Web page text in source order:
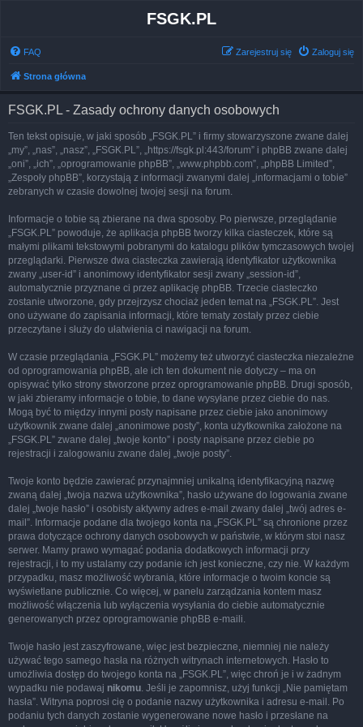
FSGK.PL
FAQ Zaloguj się
Zarejestruj się
Strona główna
FSGK.PL - Zasady ochrony danych osobowych
Ten tekst opisuje, w jaki sposób „FSGK.PL” i firmy stowarzyszone zwane dalej
„my”, „nas”, „nasz”, „FSGK.PL”, „https://fsgk.pl:443/forum” i phpBB zwane dalej
„oni”, „ich”, „oprogramowanie phpBB”, „www.phpbb.com”, „phpBB Limited”,
„Zespoły phpBB”, korzystają z informacji zwanymi dalej „informacjami o tobie”
zebranych w czasie dowolnej twojej sesji na forum.
Informacje o tobie są zbierane na dwa sposoby. Po pierwsze, przeglądanie
„FSGK.PL” powoduje, że aplikacja phpBB tworzy kilka ciasteczek, które są
małymi plikami tekstowymi pobranymi do katalogu plików tymczasowych twojej
przeglądarki. Pierwsze dwa ciasteczka zawierają identyfikator użytkownika
zwany „user-id” i anonimowy identyfikator sesji zwany „session-id”,
automatycznie przyznane ci przez aplikację phpBB. Trzecie ciasteczko
zostanie utworzone, gdy przejrzysz chociaż jeden temat na „FSGK.PL”. Jest
ono używane do zapisania informacji, które tematy zostały przez ciebie
przeczytane i służy do ułatwienia ci nawigacji na forum.
W czasie przeglądania „FSGK.PL” możemy też utworzyć ciasteczka niezależne
od oprogramowania phpBB, ale ich ten dokument nie dotyczy – ma on
opisywać tylko strony stworzone przez oprogramowanie phpBB. Drugi sposób,
w jaki zbieramy informacje o tobie, to dane wysyłane przez ciebie do nas.
Mogą być to między innymi posty napisane przez ciebie jako anonimowy
użytkownik zwane dalej „anonimowe posty”, konta użytkownika założone na
„FSGK.PL” zwane dalej „twoje konto” i posty napisane przez ciebie po
rejestracji i zalogowaniu zwane dalej „twoje posty”.
Twoje konto będzie zawierać przynajmniej unikalną identyfikacyjną nazwę
zwaną dalej „twoja nazwa użytkownika”, hasło używane do logowania zwane
dalej „twoje hasło” i osobisty aktywny adres e-mail zwany dalej „twój adres e-
mail”. Informacje podane dla twojego konta na „FSGK.PL” są chronione przez
prawa dotyczące ochrony danych osobowych w państwie, w którym stoi nasz
serwer. Mamy prawo wymagać podania dodatkowych informacji przy
rejestracji, i to my ustalamy czy podanie ich jest konieczne, czy nie. W każdym
przypadku, masz możliwość wybrania, które informacje o twoim koncie są
wyświetlane publicznie. Co więcej, w panelu zarządzania kontem masz
możliwość włączenia lub wyłączenia wysyłania do ciebie automatycznie
generowanych przez oprogramowanie phpBB e-maili.
Twoje hasło jest zaszyfrowane, więc jest bezpieczne, niemniej nie należy
używać tego samego hasła na różnych witrynach internetowych. Hasło to
umożliwia dostęp do twojego konta na „FSGK.PL”, więc chroń je i w żadnym
wypadku nie podawaj nikomu. Jeśli je zapomnisz, użyj funkcji „Nie pamiętam
hasła”. Witryna poprosi cię o podanie nazwy użytkownika i adresu e-mail. Po
podaniu tych danych zostanie wygenerowane nowe hasło i przesłane na